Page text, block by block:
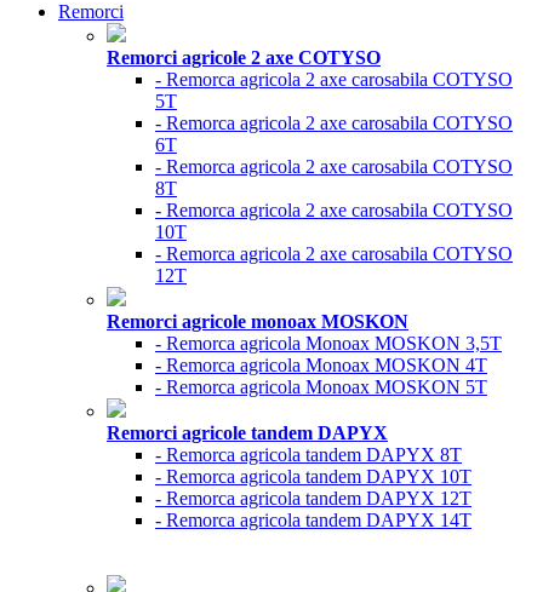
Remorci
Remorci agricole 2 axe COTYSO
- Remorca agricola 2 axe carosabila COTYSO
5T
- Remorca agricola 2 axe carosabila COTYSO
6T
- Remorca agricola 2 axe carosabila COTYSO
8T
- Remorca agricola 2 axe carosabila COTYSO
10T
- Remorca agricola 2 axe carosabila COTYSO
12T
Remorci agricole monoax MOSKON
- Remorca agricola Monoax MOSKON 3,5T
- Remorca agricola Monoax MOSKON 4T
- Remorca agricola Monoax MOSKON 5T
Remorci agricole tandem DAPYX
- Remorca agricola tandem DAPYX 8T
- Remorca agricola tandem DAPYX 10T
- Remorca agricola tandem DAPYX 12T
- Remorca agricola tandem DAPYX 14T